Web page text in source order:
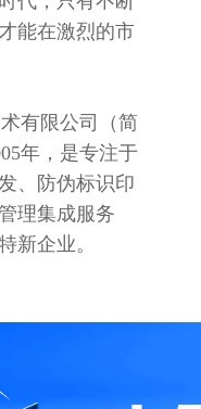
能在激烈的市
有限公司（简
年，是专注于
、防伪标识印
理集成服务
新企业。